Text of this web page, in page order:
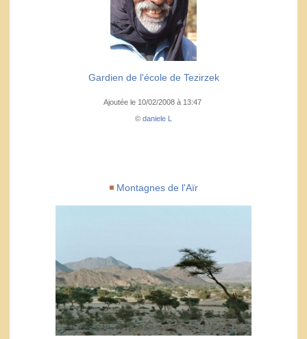
Gardien de l'école de Tezirzek
Ajoutée le 10/02/2008 à 13:47
© daniele L
Montagnes de l'Aïr